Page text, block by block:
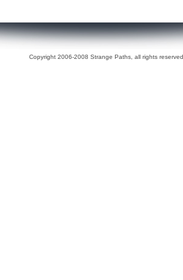
Copyright 2006-2008 Strange Paths, all rights reserved.